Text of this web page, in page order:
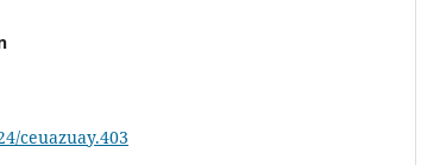
ceuazuay.403